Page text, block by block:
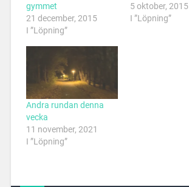
gymmet
21 december, 2015
I ”Löpning”
5 oktober, 2015
I ”Löpning”
Andra rundan denna
vecka
11 november, 2021
I ”Löpning”